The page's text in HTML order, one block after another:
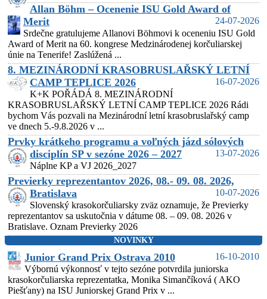
Allan Böhm – Ocenenie ISU Gold Award of
Merit
24-07-2026
Srdečne gratulujeme Allanovi Böhmovi k oceneniu ISU Gold
Award of Merit na 60. kongrese Medzinárodenej korčuliarskej
únie na Tenerife! Zaslúžená ...
8. MEZINÁRODNÍ KRASOBRUSLAŘSKÝ LETNÍ
CAMP TEPLICE 2026
16-07-2026
K+K POŘÁDÁ 8. MEZINÁRODNÍ
KRASOBRUSLAŘSKÝ LETNÍ CAMP TEPLICE 2026 Rádi
bychom Vás pozvali na Mezinárodní letní krasobruslařský camp
ve dnech 5.-9.8.2026 v ...
Prvky krátkeho programu a voľných jázd sólových
disciplín SP v sezóne 2026 – 2027
13-07-2026
Náplne KP a VJ 2026_2027
Previerky reprezentantov 2026, 08.- 09. 08. 2026,
Bratislava
10-07-2026
Slovenský krasokorčuliarsky zväz oznamuje, že Previerky
reprezentantov sa uskutočnia v dátume 08. – 09. 08. 2026 v
Bratislave. Oznam Previerky 2026
NOVINKY
Junior Grand Prix Ostrava 2010
16-10-2010
Výbornú výkonnosť v tejto sezóne potvrdila juniorska
krasokorčuliarska reprezentatka, Monika Simančíková ( AKO
Piešťany) na ISU Juniorskej Grand Prix v ...